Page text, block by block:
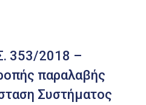
353/2018 –
παραλαβής
Συστήματος